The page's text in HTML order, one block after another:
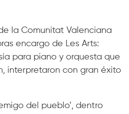
de la Comunitat Valenciana
encargo de Les Arts:
para piano y orquesta que
interpretaron con gran éxito
del pueblo’, dentro